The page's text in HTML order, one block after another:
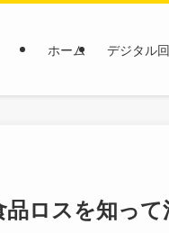
ホーム デジタル
品ロスを知っ